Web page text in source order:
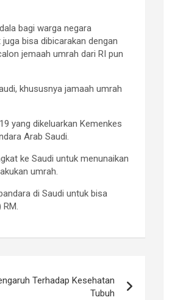
bagi warga negara
bisa dibicarakan dengan
jemaah umrah dari RI pun
khususnya jamaah umrah
yang dikeluarkan Kemenkes
Arab Saudi.
ke Saudi untuk menunaikan
umrah.
di Saudi untuk bisa
Terhadap Kesehatan
Tubuh